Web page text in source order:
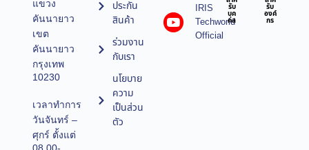
แขวง
คันนายาว
เขต
คันนายาว
กรุงเทพ
10230
เวลาทำการ
วันจันทร์ –
ศุกร์ ตั้งแต่
ประกัน
สินค้า
ร่วมงาน
กับเรา
นโยบาย
ความ
เป็นส่วน
ตัว
IRIS
Techworld
Official
รับ
บุค
คล
รับ
องค์
กร